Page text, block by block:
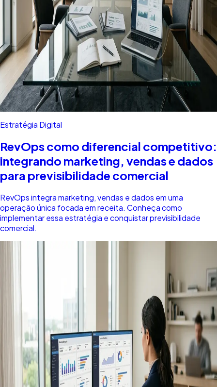
Estratégia Digital
RevOps como diferencial competitivo:
integrando marketing, vendas e dados
para previsibilidade comercial
RevOps integra marketing, vendas e dados em uma
operação única focada em receita. Conheça como
implementar essa estratégia e conquistar previsibilidade
comercial.